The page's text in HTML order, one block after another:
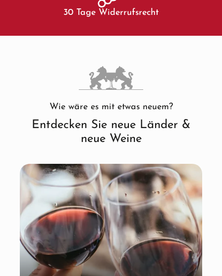
30 Tage Widerrufsrecht
Wie wäre es mit etwas neuem?
Entdecken Sie neue Länder &
neue Weine